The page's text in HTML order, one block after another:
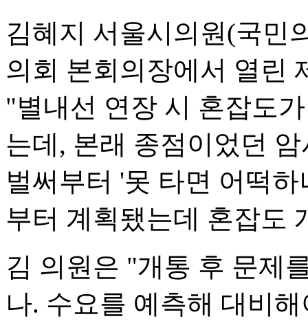
김혜지 서울시의원(국민
의회 본회의장에서 열린
"별내선 연장 시 혼잡도
는데, 본래 종점이었던
벌써부터 '못 타면 어떡
부터 계획됐는데 혼잡도
김 의원은 "개통 후 문제
나. 수요를 예측해 대비